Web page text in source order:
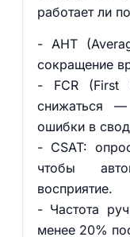
работает ли
- AHT
сокращение
- FCR (First
снижаться —
ошибки в
- CSAT:
чтобы
восприятие.
- Частота
менее 20%